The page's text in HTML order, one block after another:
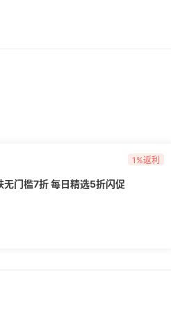
1%返利
门槛7折 每日精选5折闪促